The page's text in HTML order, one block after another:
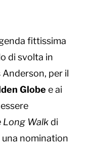
fittissima
di svolta in
per il
Globe e ai
Long Walkdi
nomination